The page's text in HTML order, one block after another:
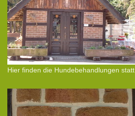
Hier finden die Hundebehandlungen statt